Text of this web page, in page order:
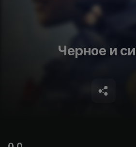
Черное и